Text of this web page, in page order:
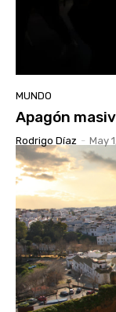
MUNDO
Apagón
Rodrigo Díaz - May